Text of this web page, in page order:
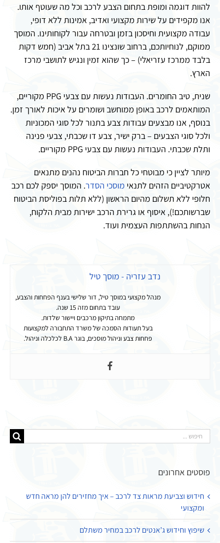
להוות דוגמה ומופת בתחום הצבע לרכב וכל מה שעוטף אותו.
אנו מקפידים על שירות מקצועי ואדיב, אמינות ללא דופי,
עבודה מקצועית וחיסכון בזמן ובטרחה עבור לקוחותינו. המוסך
ממוקם, לנוחיותכם, ברחוב שונצינו 21 בתל אביב (חמש דקות
בלבד ממרכז עזריאלי) – כך שהוא זמין ונגיש לתושבי מרכז
הארץ.
שנית, טיב החומרים. העבודות נעשות עם צבעי PPG מקוריים,
המותאמים לרכב באופן ממוחשב ושומרים על איכות לאורך זמן.
בנוסף, אנו מבצעים עבודות צבע בתנור לכל סוגי המכוניות
ולכל סוגי הצבעים – ברק ישיר, צבע דו שכבתי, צבעי פנינה
ותלת שכבתי. העבודות נעשות עם צבעי PPG מקוריים.
מיותר לציין כי מבוטחי כל חברות הביטוח נהנים מתנאים
אטרקטיביים הזהים לתנאי מוסכי הסדר. המוסך יספק לכם רכב
חלופי ללא תשלום מהיום הראשון (ללא תלות בפוליסת הביטוח
שברשותכם!), איסוף או גרירת הרכב ישירות מבית הלקוח,
הנחות בהשתתפות העצמית ועוד.
נדב עזריה - מוסך טיל
מנהל מקצועי במוסך טיל, דור שלישי בענף הפחחות והצבע,
עובד בתחום מזה 15 שנה.
מתמחה בתיקון מרכבים ויישור שלדות.
בעל תעודות הסמכה של משרד התחבורה למקצועות
פחחות צבע וניהול מוסכים, בוגר B.A לכלכלה וניהול.
חיפוש...
פוסטים אחרונים
חידוש וצביעת מראות צד לרכב – איך מחזירים להן מראה חדש
ומקצועי
שיפוץ וחידוש ג’אנטים לרכב במחיר משתלם